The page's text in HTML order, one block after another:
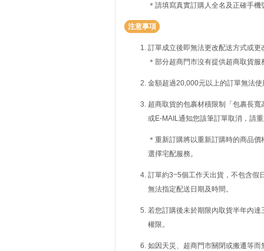
＊請填寫真實訂購人全名及正確手
注意事項
訂單成立後即無法更改配送方式或
＊部分超商門市沒有提供超商取貨
金額超過20,000元以上的訂單無法
超商取貨的包裹材積限制「包裹長
或E-MAIL通知您該筆訂單取消，請
＊重新訂購將以重新訂購時的商品
選擇宅配服務。
訂單約3~5個工作天出貨，不包含假
無法指定配送日期及時間。
若您訂購後未於期限內取貨半年內
權限。
如因天災、超商門市關閉或搬遷等